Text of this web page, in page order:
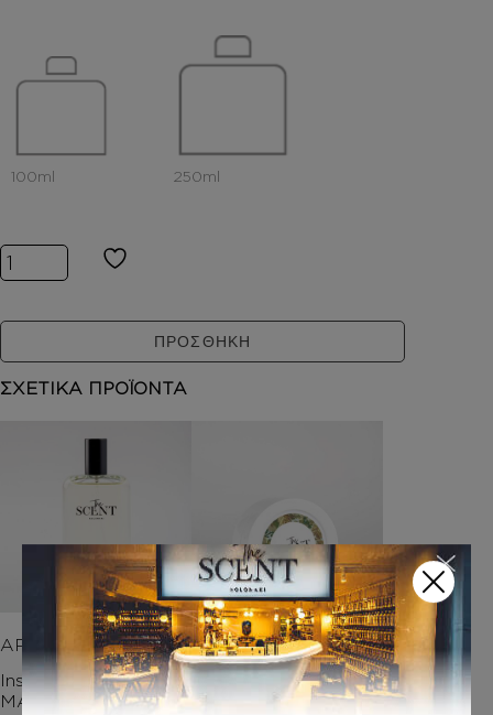
Inspired by MANIFESTO ELIXIR ποσότητα
ΠΡΟΣΘΗΚΗ
ΣΧΕΤΙΚΑ ΠΡΟΪΟΝΤΑ
ΑΡΩΜΑΤΑ
Inspired by
MANIFESTO ELIXIR
BODY BUTTER
Inspired by
MANIFESTO ELIXIR